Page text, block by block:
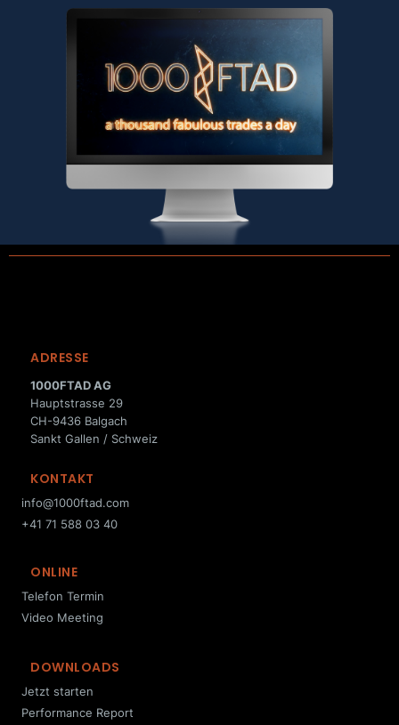
ADRESSE
1000FTAD AG
Hauptstrasse 29
CH-9436 Balgach
Sankt Gallen / Schweiz
KONTAKT
info@1000ftad.com
+41 71 588 03 40
ONLINE
Telefon Termin
Video Meeting
DOWNLOADS
Jetzt starten
Performance Report